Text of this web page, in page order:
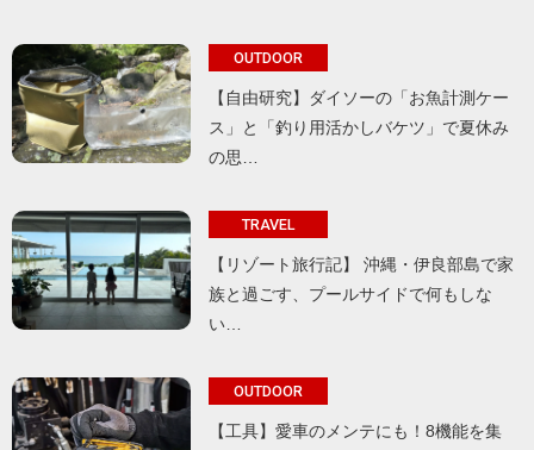
OUTDOOR
【自由研究】ダイソーの「お魚計測ケー
ス」と「釣り用活かしバケツ」で夏休み
の思…
TRAVEL
【リゾート旅行記】 沖縄・伊良部島で家
族と過ごす、プールサイドで何もしな
い…
OUTDOOR
【工具】愛車のメンテにも！8機能を集